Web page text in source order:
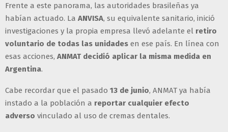
Frente a este panorama, las autoridades brasileñas ya
habían actuado. La ANVISA, su equivalente sanitario, inició
investigaciones y la propia empresa llevó adelante el retiro
voluntario de todas las unidades en ese país. En línea con
esas acciones, ANMAT decidió aplicar la misma medida en
Argentina.
Cabe recordar que el pasado 13 de junio, ANMAT ya había
instado a la población a reportar cualquier efecto
adverso vinculado al uso de cremas dentales.